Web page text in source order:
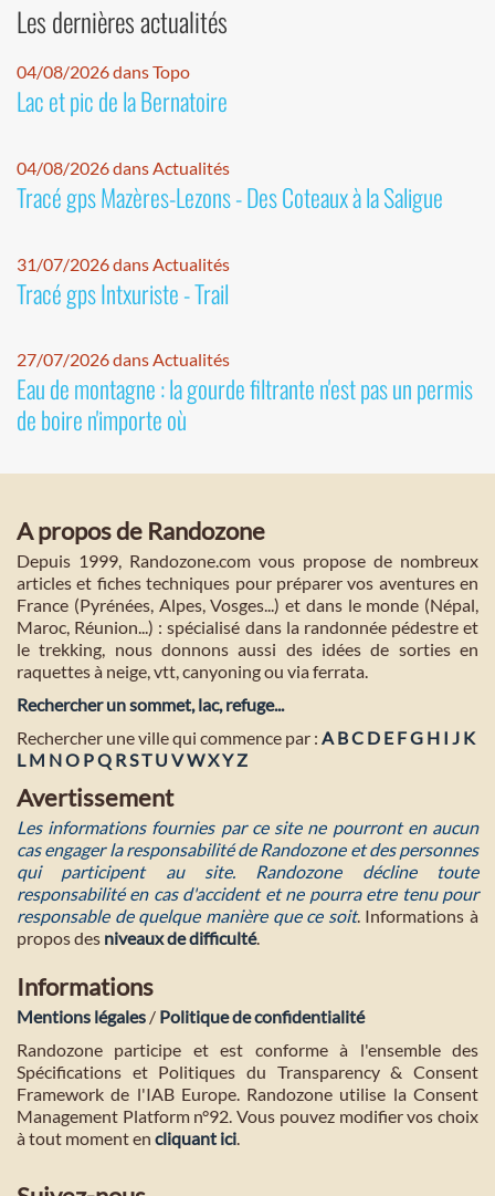
Les dernières actualités
04/08/2026 dans Topo
Lac et pic de la Bernatoire
04/08/2026 dans Actualités
Tracé gps Mazères-Lezons - Des Coteaux à la Saligue
31/07/2026 dans Actualités
Tracé gps Intxuriste - Trail
27/07/2026 dans Actualités
Eau de montagne : la gourde filtrante n'est pas un permis
de boire n'importe où
A propos de Randozone
Depuis 1999, Randozone.com vous propose de nombreux
articles et fiches techniques pour préparer vos aventures en
France (Pyrénées, Alpes, Vosges...) et dans le monde (Népal,
Maroc, Réunion...) : spécialisé dans la randonnée pédestre et
le trekking, nous donnons aussi des idées de sorties en
raquettes à neige, vtt, canyoning ou via ferrata.
Rechercher un sommet, lac, refuge...
Rechercher une ville qui commence par : A BC D E FG H I J K
L M NO PQ RST U VWXYZ
Avertissement
Les informations fournies par ce site ne pourront en aucun
cas engager la responsabilité de Randozone et des personnes
qui participent au site. Randozone décline toute
responsabilité en cas d'accident et ne pourra etre tenu pour
responsable de quelque manière que ce soit. Informations à
propos des niveaux de difficulté.
Informations
Mentions légales / Politique de confidentialité
Randozone participe et est conforme à l'ensemble des
Spécifications et Politiques du Transparency & Consent
Framework de l'IAB Europe. Randozone utilise la Consent
Management Platform n°92. Vous pouvez modifier vos choix
à tout moment en cliquant ici.